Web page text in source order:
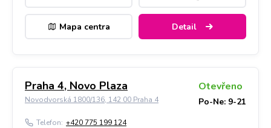
Mapa centra Detail
Praha 4, Novo Plaza
Novodvorská 1800/136, 142 00 Praha 4
Otevřeno
Po-Ne: 9-21
Telefon: +420 775 199 124